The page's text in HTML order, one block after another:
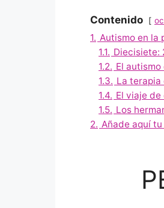
Contenido
1. Autismo en la
1.1. Diecisiete:
1.2. El
1.3. La terapia
1.4. El viaje
1.5. Los
2. Añade aquí